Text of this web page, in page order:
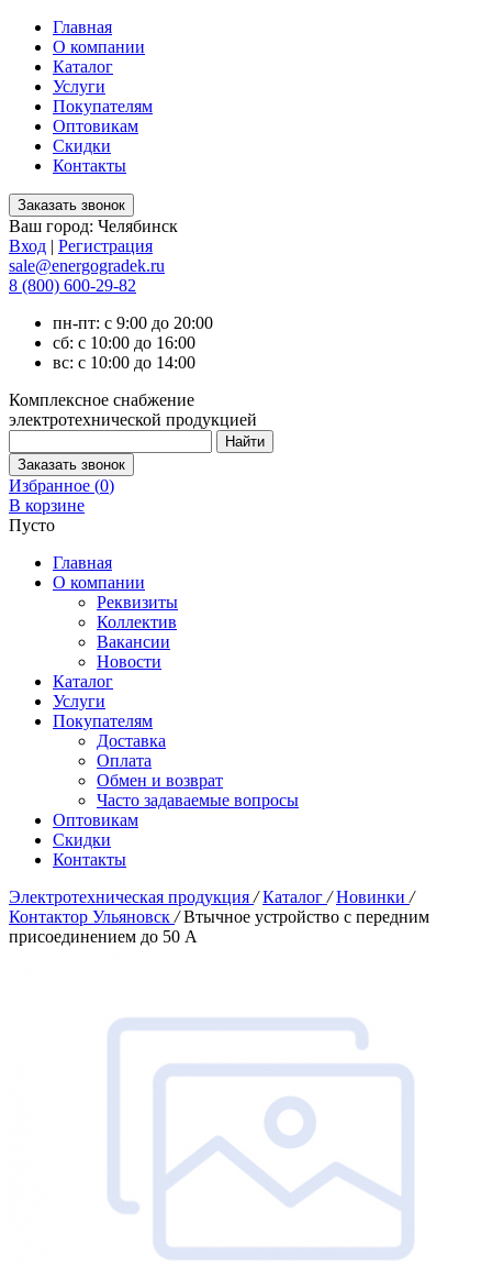
Главная
О компании
Каталог
Услуги
Покупателям
Оптовикам
Скидки
Контакты
Ваш город: Челябинск
Вход | Регистрация
sale@energogradek.ru
8 (800) 600-29-82
пн-пт: с 9:00 до 20:00
сб: с 10:00 до 16:00
вс: с 10:00 до 14:00
Комплексное снабжение
электротехнической продукцией
Избранное (0)
В корзине
Пусто
Главная
О компании
Реквизиты
Коллектив
Вакансии
Новости
Каталог
Услуги
Покупателям
Доставка
Оплата
Обмен и возврат
Часто задаваемые вопросы
Оптовикам
Скидки
Контакты
Электротехническая продукция / Каталог / Новинки /
Контактор Ульяновск / Втычное устройство с передним
присоединением до 50 А